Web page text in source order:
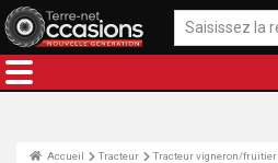
Accueil Tracteur Tracteur vigneron/fruitier